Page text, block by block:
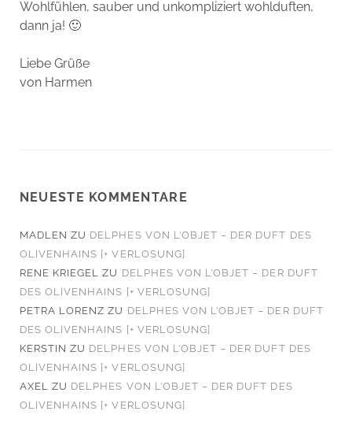
Wohlfühlen, sauber und unkompliziert wohlduften,
dann ja! 🙂
Liebe Grüße
von Harmen
NEUESTE KOMMENTARE
MADLEN ZU DELPHES VON L’OBJET – DER DUFT DES
OLIVENHAINS [+ VERLOSUNG]
RENE KRIEGEL
ZU DELPHES VON L’OBJET – DER DUFT
DES OLIVENHAINS [+ VERLOSUNG]
PETRA LORENZ ZU DELPHES VON L’OBJET – DER DUFT
DES OLIVENHAINS [+ VERLOSUNG]
KERSTIN ZU DELPHES VON L’OBJET – DER DUFT DES
OLIVENHAINS [+ VERLOSUNG]
AXEL
ZU DELPHES VON L’OBJET – DER DUFT DES
OLIVENHAINS [+ VERLOSUNG]